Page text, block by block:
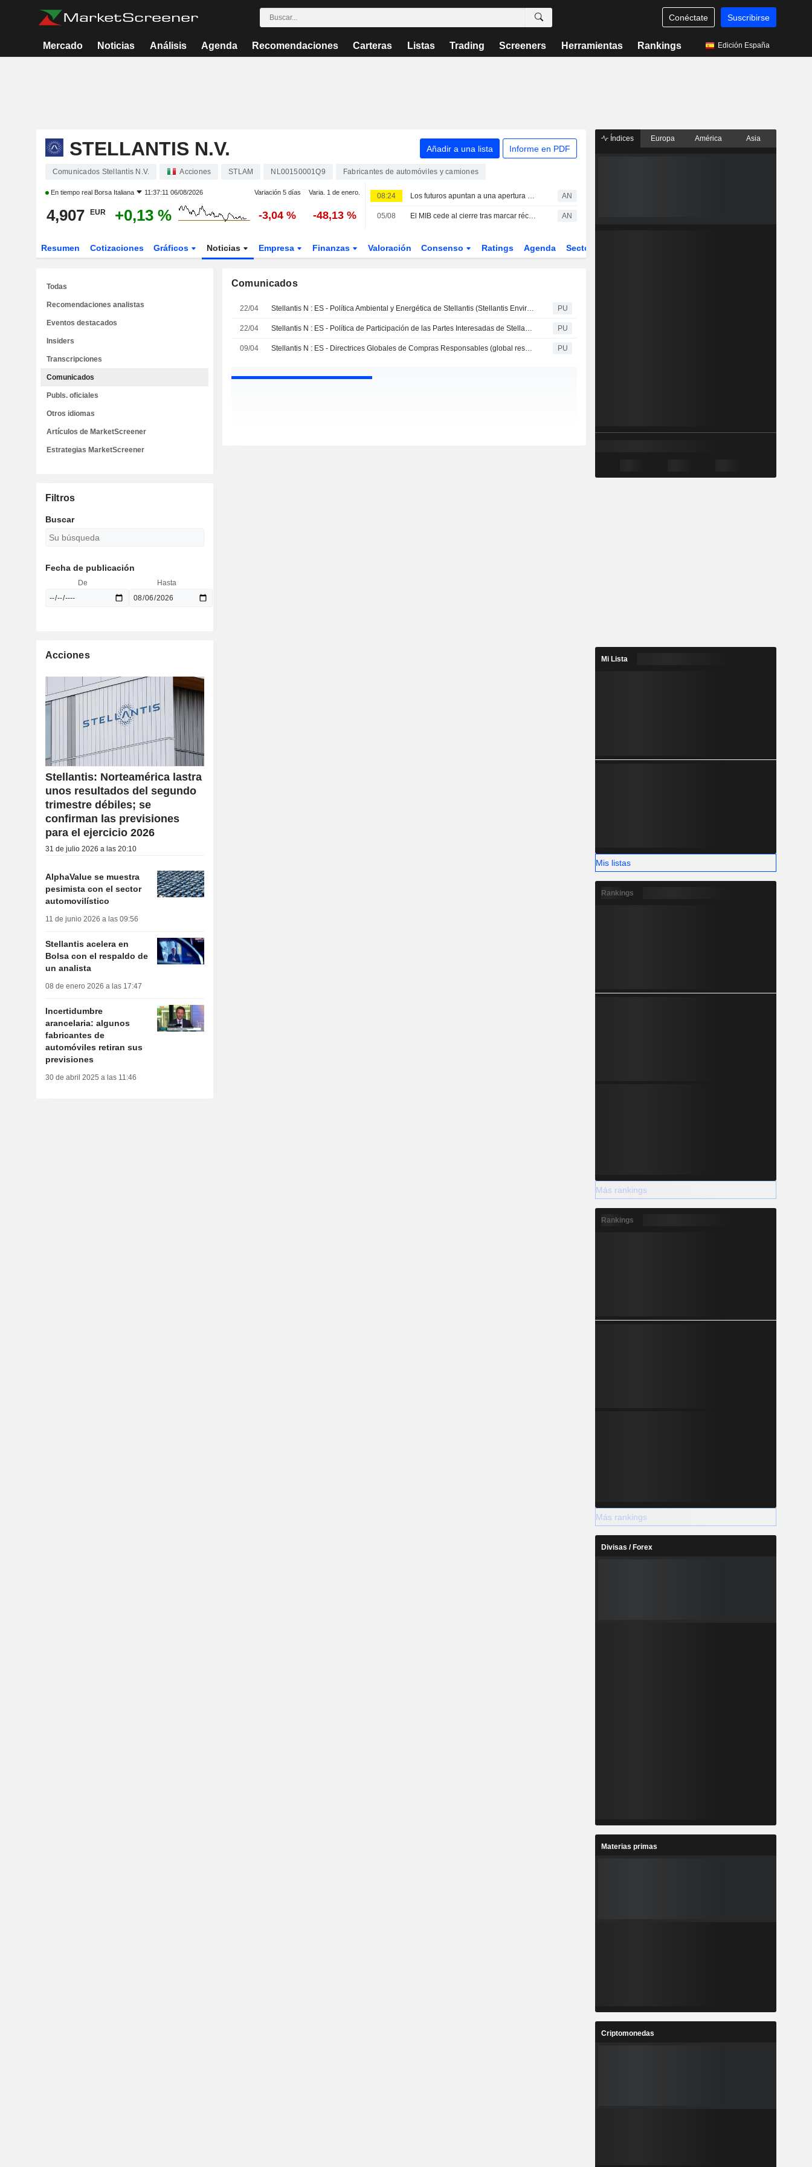
Conéctate Suscribirse
Mercado Noticias Análisis Agenda Recomendaciones Carteras Listas Trading Screeners Herramientas Rankings Edición España
STELLANTIS N.V. Añadir a una lista Informe en PDF
Comunicados Stellantis N.V. Acciones STLAM NL00150001Q9 Fabricantes de automóviles y camiones
En tiempo real Borsa Italiana 11:37:11 06/08/2026 Variación 5 días Varia. 1 de enero.
4,907 EUR +0,13 % -3,04 % -48,13 %
08:24 Los futuros apuntan a una apertura al alza en las Bolsas europeas AN
05/08 El MIB cede al cierre tras marcar récord; compras en Cucinelli AN
Resumen Cotizaciones Gráficos Noticias Empresa Finanzas Valoración Consenso Ratings Agenda Sector
Comunicados
22/04 Stellantis N : ES - Política Ambiental y Energética de Stellantis (Stellantis Environmental and Energy Policy ES) PU
22/04 Stellantis N : ES - Política de Participación de las Partes Interesadas de Stellantis (Stellantis Stakeholder Engagement Policy ES) PU
09/04 Stellantis N : ES - Directrices Globales de Compras Responsables (global responsible purchasing guidelines ES) PU
Todas
Recomendaciones analistas
Eventos destacados
Insiders
Transcripciones
Comunicados
Publs. oficiales
Otros idiomas
Artículos de MarketScreener
Estrategias MarketScreener
Filtros
Buscar
Fecha de publicación
De Hasta
Acciones
Stellantis: Norteamérica lastra
unos resultados del segundo
trimestre débiles; se
confirman las previsiones
para el ejercicio 2026
31 de julio 2026 a las 20:10
AlphaValue se muestra
pesimista con el sector
automovilístico
11 de junio 2026 a las 09:56
Stellantis acelera en
Bolsa con el respaldo de
un analista
08 de enero 2026 a las 17:47
Incertidumbre
arancelaria: algunos
fabricantes de
automóviles retiran sus
previsiones
30 de abril 2025 a las 11:46
Índices Europa América Asia
Mi Lista
Mis listas
Rankings
Más rankings
Rankings
Más rankings
Divisas / Forex
Materias primas
Criptomonedas